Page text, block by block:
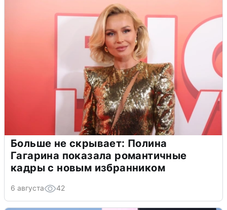
Больше не скрывает: Полина
Гагарина показала романтичные
кадры с новым избранником
6 августа 42